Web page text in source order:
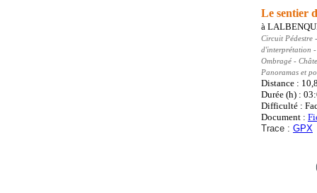
Le sentier
à
Circuit Pédestre
d'interprétation -
Ombragé -
Panoramas et
Distance :
Durée (h) :
Difficulté :
Document :
Trace : GPX